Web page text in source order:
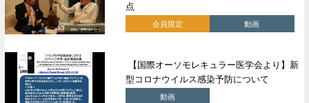
点
会員限定 動画
【国際オーソモレキュラー医学会より】新
型コロナウイルス感染予防について
動画